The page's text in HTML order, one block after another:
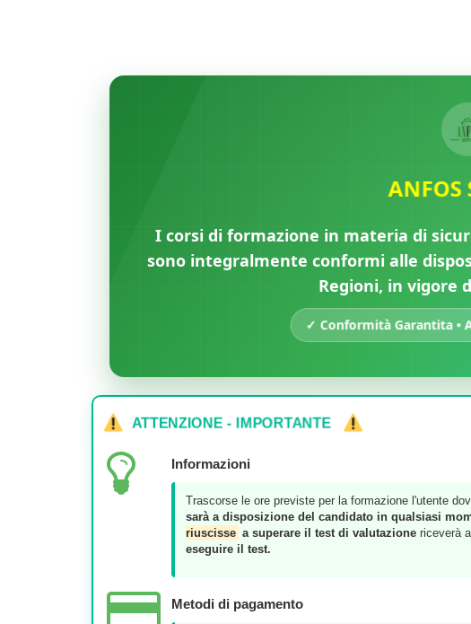
ANFOS
I corsi di formazione in materia di
sono integralmente conformi alle
Regioni, in vigore
✓ Conformità Garantita •
ATTENZIONE - IMPORTANTE
Informazioni
Trascorse le ore previste per la formazione l'utente
sarà a disposizione del candidato in qualsiasi
riuscisse a superare il test di valutazione riceverà
eseguire il test.
Metodi di pagamento